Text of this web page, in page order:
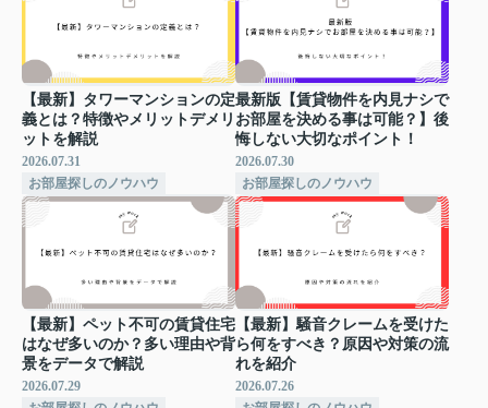
【最新】タワーマンションの定
義とは？特徴やメリットデメリ
ットを解説
2026.07.31
お部屋探しのノウハウ
最新版【賃貸物件を内見ナシで
お部屋を決める事は可能？】後
悔しない大切なポイント！
2026.07.30
お部屋探しのノウハウ
【最新】ペット不可の賃貸住宅
はなぜ多いのか？多い理由や背
景をデータで解説
2026.07.29
【最新】騒音クレームを受けた
ら何をすべき？原因や対策の流
れを紹介
2026.07.26